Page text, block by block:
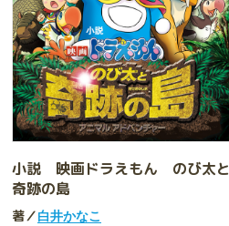
小説 映画ドラえもん のび太と
奇跡の島
著／白井かなこ